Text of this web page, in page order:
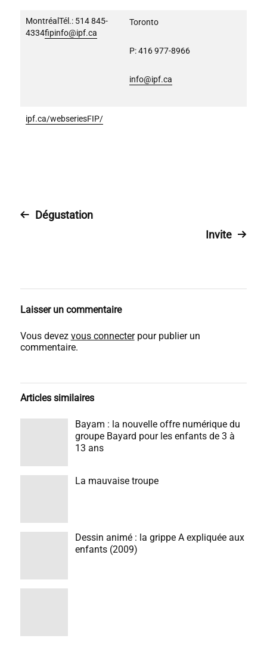
MontréalTél.: 514 845-
4334fipinfo@ipf.ca
Toronto
P: 416 977-8966
info@ipf.ca
ipf.ca/webseriesFIP/
Dégustation
Invite
Laisser un commentaire
Vous devez vous connecterpour publier un
commentaire.
Articles similaires
Bayam : la nouvelle offre numérique du
groupe Bayard pour les enfants de 3 à
13 ans
La mauvaise troupe
Dessin animé : la grippe A expliquée aux
enfants (2009)